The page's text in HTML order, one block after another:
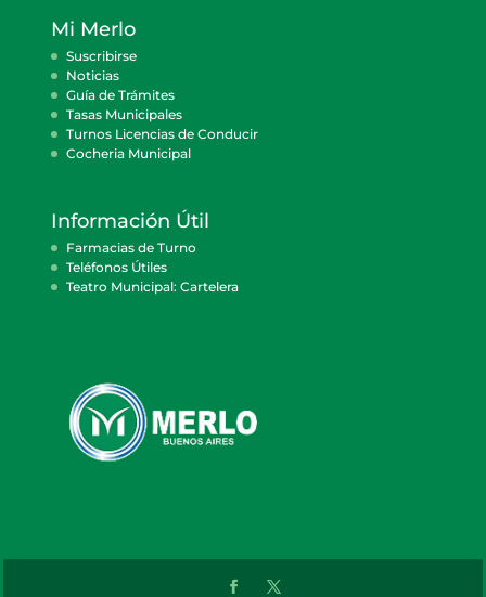
Mi Merlo
Suscribirse
Noticias
Guía de Trámites
Tasas Municipales
Turnos Licencias de Conducir
Cocheria Municipal
Información Útil
Farmacias de Turno
Teléfonos Útiles
Teatro Municipal: Cartelera